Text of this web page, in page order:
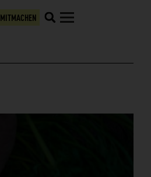
MITMACHEN